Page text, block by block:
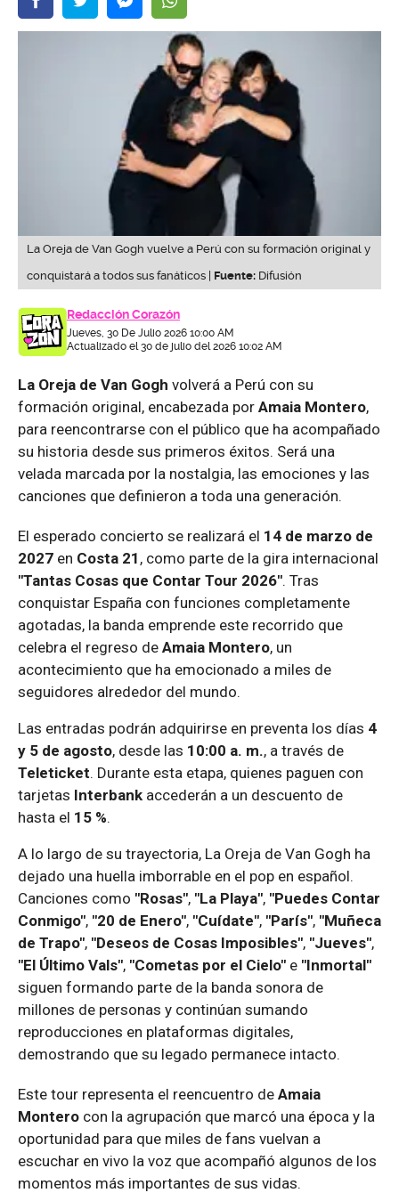
La Oreja de Van Gogh vuelve a Perú con su formación original y
conquistará a todos sus fanáticos | Fuente: Difusión
Redacción Corazón
Jueves, 30 De Julio 2026 10:00 AM
Actualizado el 30 de julio del 2026 10:02 AM
La Oreja de Van Gogh volverá a Perú con su
formación original, encabezada por Amaia Montero,
para reencontrarse con el público que ha acompañado
su historia desde sus primeros éxitos. Será una
velada marcada por la nostalgia, las emociones y las
canciones que definieron a toda una generación.
El esperado concierto se realizará el 14 de marzo de
2027 en Costa 21 , como parte de la gira internacional
"Tantas Cosas que Contar Tour 2026". Tras
conquistar España con funciones completamente
agotadas, la banda emprende este recorrido que
celebra el regreso de Amaia Montero, un
acontecimiento que ha emocionado a miles de
seguidores alrededor del mundo.
Las entradas podrán adquirirse en preventa los días 4
y 5 de agosto, desde las 10:00 a. m., a través de
Teleticket. Durante esta etapa, quienes paguen con
tarjetas Interbank accederán a un descuento de
hasta el 15 %.
A lo largo de su trayectoria, La Oreja de Van Gogh ha
dejado una huella imborrable en el pop en español.
Canciones como "Rosas", "La Playa", "Puedes Contar
Conmigo", "20 de Enero", "Cuídate", "París", "Muñeca
de Trapo", "Deseos de Cosas Imposibles", "Jueves",
"El Último Vals", "Cometas por el Cielo" e "Inmortal"
siguen formando parte de la banda sonora de
millones de personas y continúan sumando
reproducciones en plataformas digitales,
demostrando que su legado permanece intacto.
Este tour representa el reencuentro de Amaia
Montero con la agrupación que marcó una época y la
oportunidad para que miles de fans vuelvan a
escuchar en vivo la voz que acompañó algunos de los
momentos más importantes de sus vidas.